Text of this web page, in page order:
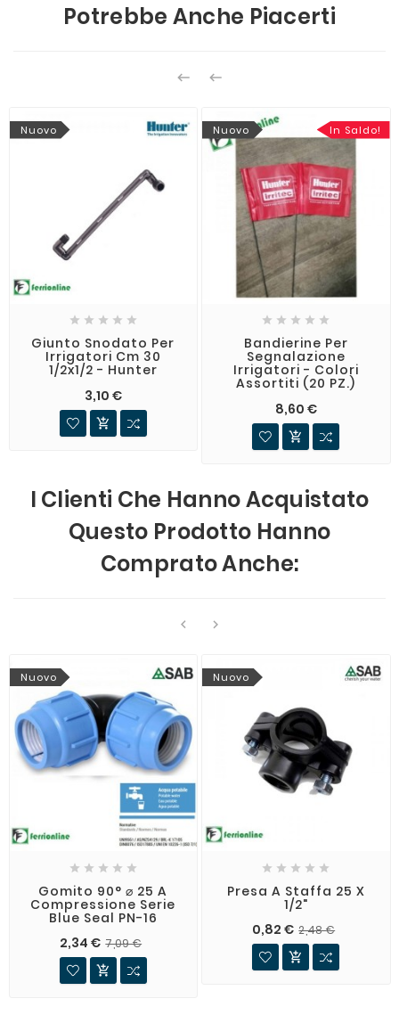
Potrebbe Anche Piacerti
 
Nuovo
    
Giunto Snodato Per
Irrigatori Cm 30
1/2x1/2 - Hunter
3,10 €

Nuovo In Saldo!
    
Bandierine Per
Segnalazione
Irrigatori - Colori
Assortiti (20 PZ.)
8,60 €

I Clienti Che Hanno Acquistato
Questo Prodotto Hanno
Comprato Anche:
 
Nuovo
    
Gomito 90° ⌀ 25 A
Compressione Serie
Blue Seal PN-16
2,34 € 7,09 €

Nuovo
    
Presa A Staffa 25 X
1/2"
0,82 € 2,48 €
